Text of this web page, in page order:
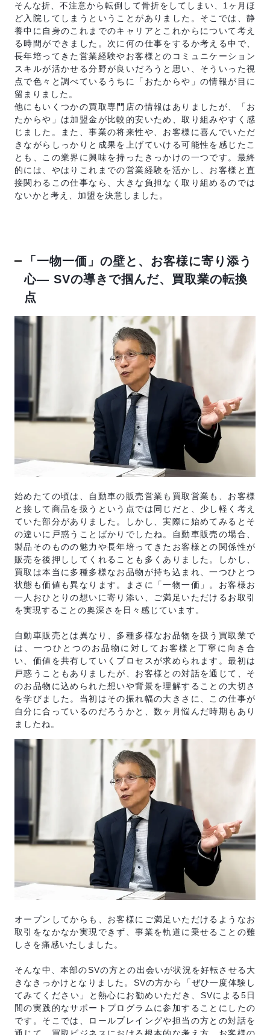
そんな折、不注意から転倒して骨折をしてしまい、1ヶ月ほ
ど入院してしまうということがありました。そこでは、静
養中に自身のこれまでのキャリアとこれからについて考え
る時間ができました。次に何の仕事をするか考える中で、
長年培ってきた営業経験やお客様とのコミュニケーション
スキルが活かせる分野が良いだろうと思い、そういった視
点で色々と調べているうちに「おたからや」の情報が目に
留まりました。
他にもいくつかの買取専門店の情報はありましたが、「お
たからや」は加盟金が比較的安いため、取り組みやすく感
じました。また、事業の将来性や、お客様に喜んでいただ
きながらしっかりと成果を上げていける可能性を感じたこ
とも、この業界に興味を持ったきっかけの一つです。最終
的には、やはりこれまでの営業経験を活かし、お客様と直
接関わるこの仕事なら、大きな負担なく取り組めるのでは
ないかと考え、加盟を決意しました。
「一物一価」の壁と、お客様に寄り添う
心― SVの導きで掴んだ、買取業の転換
点
始めたての頃は、自動車の販売営業も買取営業も、お客様
と接して商品を扱うという点では同じだと、少し軽く考え
ていた部分がありました。しかし、実際に始めてみるとそ
の違いに戸惑うことばかりでしたね。自動車販売の場合、
製品そのものの魅力や長年培ってきたお客様との関係性が
販売を後押ししてくれることも多くありました。しかし、
買取は本当に多種多様なお品物が持ち込まれ、一つひとつ
状態も価値も異なります。まさに「一物一価」。お客様お
一人おひとりの想いに寄り添い、ご満足いただけるお取引
を実現することの奥深さを日々感じています。
自動車販売とは異なり、多種多様なお品物を扱う買取業で
は、一つひとつのお品物に対してお客様と丁寧に向き合
い、価値を共有していくプロセスが求められます。最初は
戸惑うこともありましたが、お客様との対話を通じて、そ
のお品物に込められた想いや背景を理解することの大切さ
を学びました。当初はその振れ幅の大きさに、この仕事が
自分に合っているのだろうかと、数ヶ月悩んだ時期もあり
ましたね。
オープンしてからも、お客様にご満足いただけるようなお
取引をなかなか実現できず、事業を軌道に乗せることの難
しさを痛感いたしました。
そんな中、本部のSVの方との出会いが状況を好転させる大
きなきっかけとなりました。SVの方から「ぜひ一度体験し
てみてください」と熱心にお勧めいただき、SVによる5日
間の実践的なサポートプログラムに参加することにしたの
です。そこでは、ロールプレイングや担当の方との対話を
通じて、買取ビジネスにおける根本的な考え方、お客様の